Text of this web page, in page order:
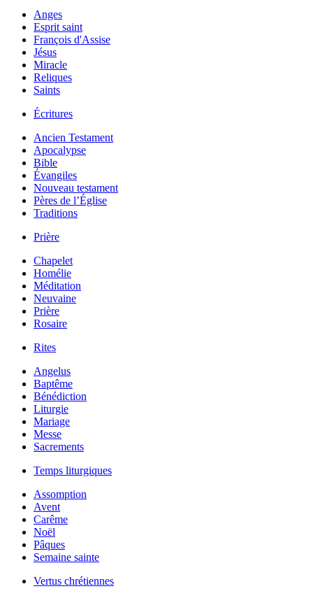
Anges
Esprit saint
François d'Assise
Jésus
Miracle
Reliques
Saints
Écritures
Ancien Testament
Apocalypse
Bible
Évangiles
Nouveau testament
Pères de l’Église
Traditions
Prière
Chapelet
Homélie
Méditation
Neuvaine
Prière
Rosaire
Rites
Angelus
Baptême
Bénédiction
Liturgie
Mariage
Messe
Sacrements
Temps liturgiques
Assomption
Avent
Carême
Noël
Pâques
Semaine sainte
Vertus chrétiennes